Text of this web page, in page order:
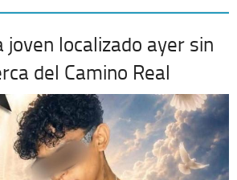
joven localizado ayer sin
del Camino Real